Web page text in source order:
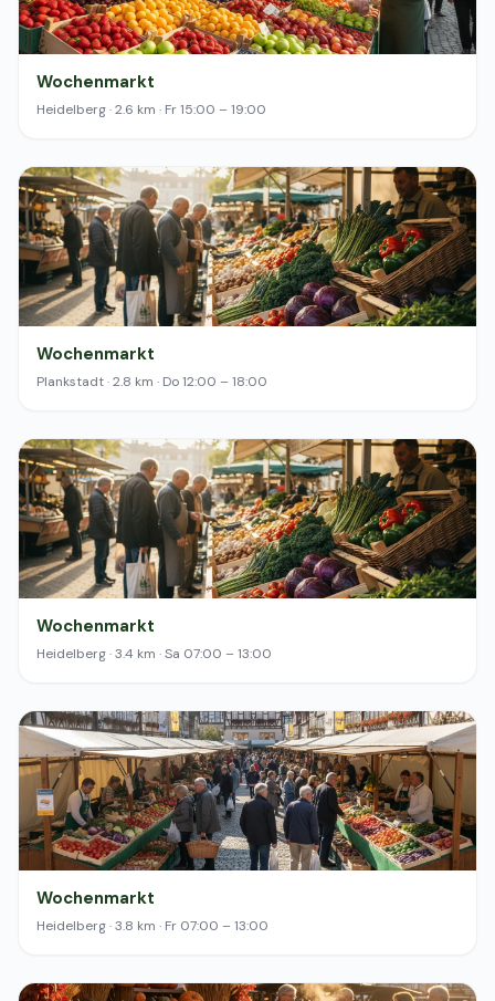
Wochenmarkt
Heidelberg · 2.6 km · Fr 15:00 – 19:00
Wochenmarkt
Plankstadt · 2.8 km · Do 12:00 – 18:00
Wochenmarkt
Heidelberg · 3.4 km · Sa 07:00 – 13:00
Wochenmarkt
Heidelberg · 3.8 km · Fr 07:00 – 13:00